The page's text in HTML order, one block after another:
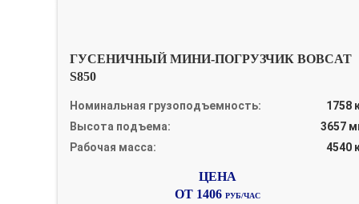
ГУСЕНИЧНЫЙ МИНИ-ПОГРУЗЧИК BOBCAT
S850
Номинальная грузоподъемность:
1758
Высота подъема:
3657
Рабочая масса:
4540
ОТ 1406РУБ/ЧАС